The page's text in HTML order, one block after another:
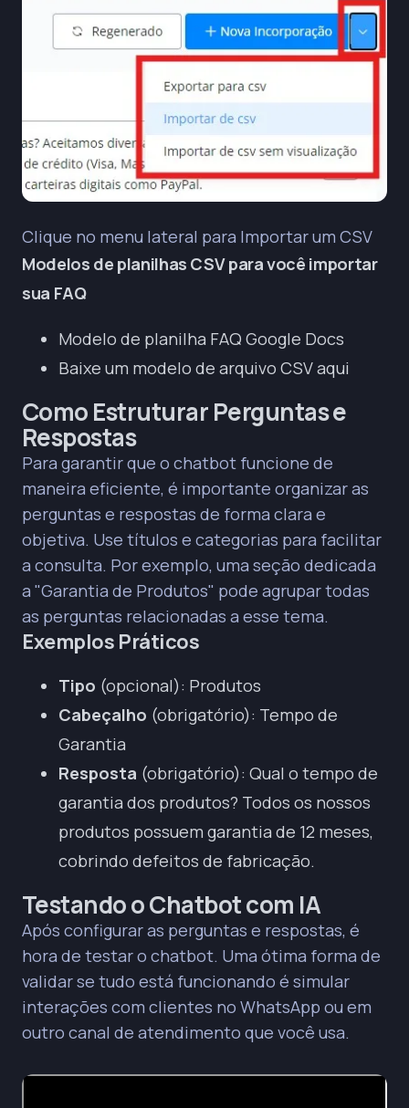
Clique no menu lateral para Importar um CSV
Modelos de planilhas CSV para você importar
sua FAQ
Modelo de planilha FAQ Google Docs
Baixe um modelo de arquivo CSV aqui
Como Estruturar Perguntas e
Respostas
Para garantir que o chatbot funcione de
maneira eficiente, é importante organizar as
perguntas e respostas de forma clara e
objetiva. Use títulos e categorias para facilitar
a consulta. Por exemplo, uma seção dedicada
a "Garantia de Produtos" pode agrupar todas
as perguntas relacionadas a esse tema.
Exemplos Práticos
Tipo (opcional): Produtos
Cabeçalho (obrigatório): Tempo de
Garantia
Resposta (obrigatório): Qual o tempo de
garantia dos produtos? Todos os nossos
produtos possuem garantia de 12 meses,
cobrindo defeitos de fabricação.
Testando o Chatbot com IA
Após configurar as perguntas e respostas, é
hora de testar o chatbot. Uma ótima forma de
validar se tudo está funcionando é simular
interações com clientes no WhatsApp ou em
outro canal de atendimento que você usa.